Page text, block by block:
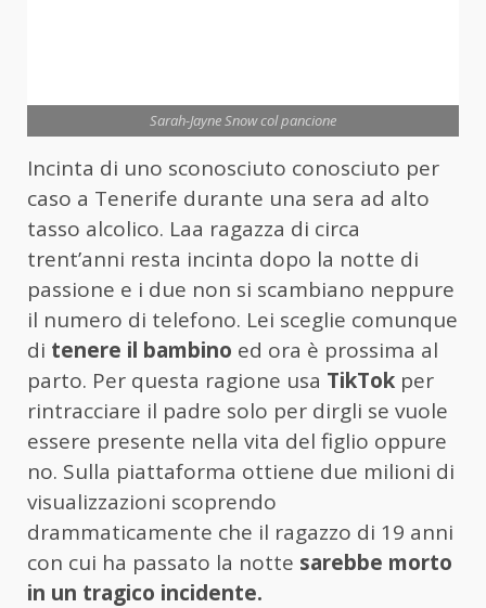
Sarah-Jayne Snow col pancione
Incinta di uno sconosciuto conosciuto per
caso a Tenerife durante una sera ad alto
tasso alcolico. Laa ragazza di circa
trent’anni resta incinta dopo la notte di
passione e i due non si scambiano neppure
il numero di telefono. Lei sceglie comunque
di tenere il bambino ed ora è prossima al
parto. Per questa ragione usa TikTok per
rintracciare il padre solo per dirgli se vuole
essere presente nella vita del figlio oppure
no. Sulla piattaforma ottiene due milioni di
visualizzazioni scoprendo
drammaticamente che il ragazzo di 19 anni
con cui ha passato la notte sarebbe morto
in un tragico incidente.